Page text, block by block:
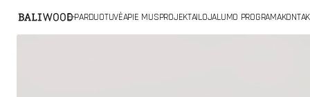
PRIE
E-PARDUOTUVĖAPIE MUSPROJEKTAILOJALUMO PROGRAMA